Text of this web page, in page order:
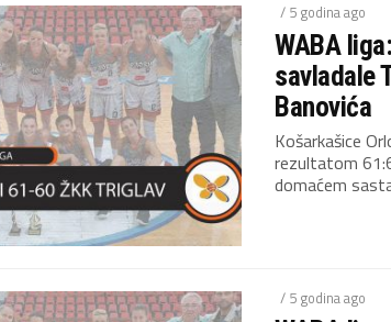
/ 5 godina ago
WABA
savladale
Banovića
Košarkašice
rezultatom
domaćem
/ 5 godina ago